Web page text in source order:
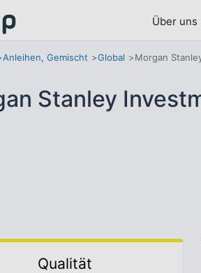
Über uns
Anleihen, Gemischt Global Morgan
Stanley
Qualität